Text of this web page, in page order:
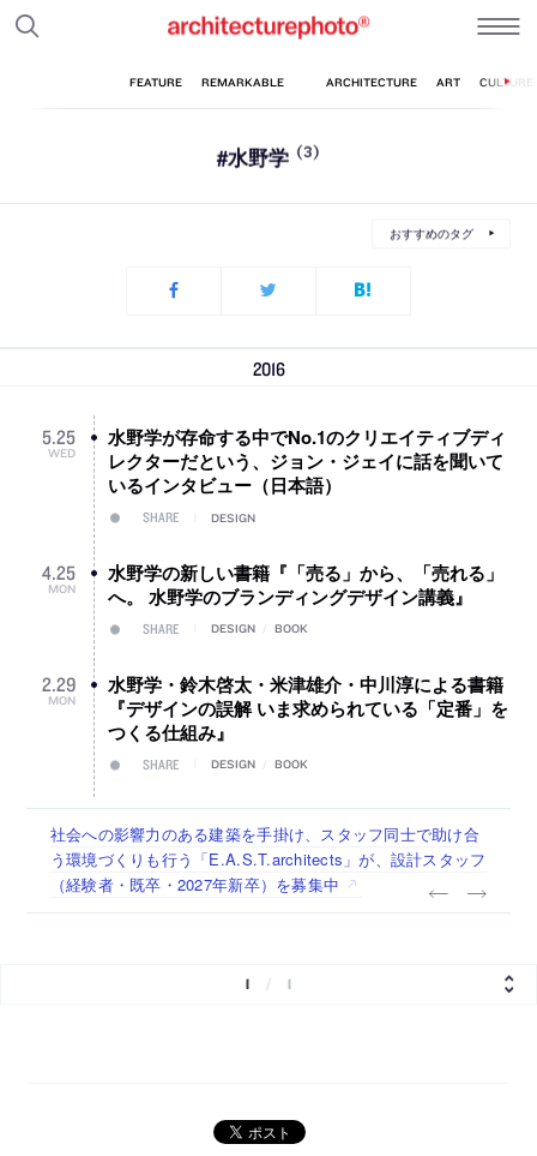
#水野学 (3)
おすすめのタグ
2016
5.25
WED
水野学が存命する中でNo.1のクリエイティブディ
レクターだという、ジョン・ジェイに話を聞いて
いるインタビュー（日本語）
SHARE DESIGN
4.25
MON
水野学の新しい書籍『「売る」から、「売れる」
へ。 水野学のブランディングデザイン講義』
SHARE DESIGN BOOK
2.29
MON
水野学・鈴木啓太・米津雄介・中川淳による書籍
『デザインの誤解 いま求められている「定番」を
つくる仕組み』
SHARE DESIGN BOOK
佐々木慧が主宰する「axonometric株式会社」が、設計スタ
ッフ（経験者・既卒・2027年新卒）を募集中
古民家を軸に全国で“価値循環の仕組み”を作り、リモートワ
ーク主体の働き方を実践する「株式会社つぎと」が、設計ス
タッフ（経験者・既卒）を募集中
リノベる株式会社が、設計パートナー (業務委託) を募集中
社会への影響力のある建築を手掛け、スタッフ同士で助け合
う環境づくりも行う「E.A.S.T.architects」が、設計スタッフ
（経験者・既卒・2027年新卒）を募集中
代官山を拠点に活動する「梅澤竜也 / ALA INC.」が、設計ス
タッフ・アルバイト・事務職を募集中
1 1